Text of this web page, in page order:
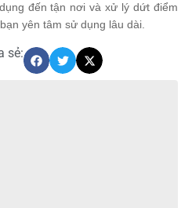
đến tận nơi và xử lý dứt điểm
yên tâm sử dụng lâu dài.
sẻ: